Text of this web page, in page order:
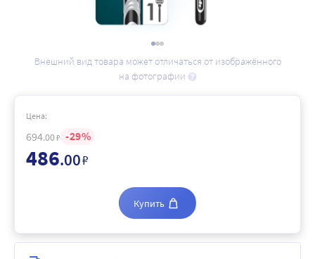
Внешний вид товара может отличаться от изображённого
на фотографии
Цена:
694.00₽ 29
486.00₽
Купить